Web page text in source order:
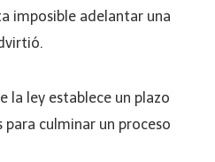
imposible adelantar una
la ley establece un plazo
culminar un proceso